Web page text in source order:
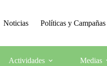
Noticias Políticas y Campañas
Actividades Medias